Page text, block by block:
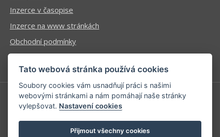
Inzerce v časopise
Inzerce na www stránkách
Obchodní podmínky
Ochrana osobních údajů
Příhlášení | Registrace
Kontaktní informace
Tato webová stránka používá cookies
Soubory cookies vám usnadňují práci s našimi
webovými stránkami a nám pomáhají naše stránky
vylepšovat. Nastavení cookies
Přijmout všechny cookies